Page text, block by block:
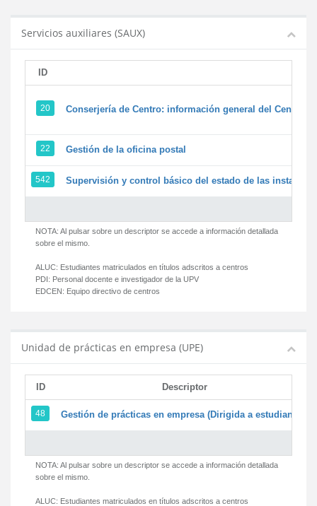
Servicios auxiliares (SAUX)
ID
20 Conserjería de Centro: información general del Centro y
22 Gestión de la oficina postal
542 Supervisión y control básico del estado de las
NOTA: Al pulsar sobre un descriptor se accede a información detallada
sobre el mismo.
ALUC: Estudiantes matriculados en títulos adscritos a centros
PDI: Personal docente e investigador de la UPV
EDCEN: Equipo directivo de centros
Unidad de prácticas en empresa (UPE)
ID Descriptor
48 Gestión de prácticas en empresa (Dirigida a estudiantes)
NOTA: Al pulsar sobre un descriptor se accede a información detallada
sobre el mismo.
ALUC: Estudiantes matriculados en títulos adscritos a centros